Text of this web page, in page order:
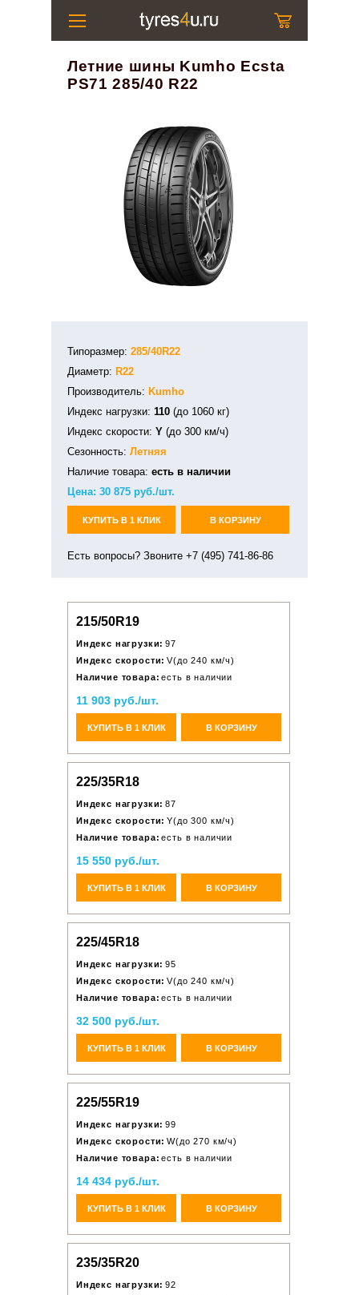
Летние шины Kumho Ecsta
PS71 285/40 R22
Типоразмер: 285/40R22
Диаметр: R22
Производитель: Kumho
Индекс нагрузки: 110 (до 1060 кг)
Индекс скорости: Y (до 300 км/ч)
Сезонность: Летняя
Наличие товара: есть в наличии
Цена: 30 875 руб./шт.
КУПИТЬ В 1 КЛИК В КОРЗИНУ
Есть вопросы? Звоните +7 (495) 741-86-86
215/50R19
Индекс нагрузки: 97
Индекс скорости: V(до 240 км/ч)
Наличие товара: есть в наличии
11 903 руб./шт.
КУПИТЬ В 1 КЛИК В КОРЗИНУ
225/35R18
Индекс нагрузки: 87
Индекс скорости: Y(до 300 км/ч)
Наличие товара: есть в наличии
15 550 руб./шт.
КУПИТЬ В 1 КЛИК В КОРЗИНУ
225/45R18
Индекс нагрузки: 95
Индекс скорости: V(до 240 км/ч)
Наличие товара: есть в наличии
32 500 руб./шт.
КУПИТЬ В 1 КЛИК В КОРЗИНУ
225/55R19
Индекс нагрузки: 99
Индекс скорости: W(до 270 км/ч)
Наличие товара: есть в наличии
14 434 руб./шт.
КУПИТЬ В 1 КЛИК В КОРЗИНУ
235/35R20
Индекс нагрузки: 92